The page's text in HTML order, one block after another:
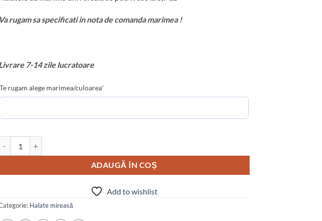
Va rugam sa specificati in nota de comanda marimea !
7-14 zile lucratoare
Te rugam alege marimea/culoarea*
ADAUGĂ ÎN COȘ
Add to wishlist
Halate mireasă